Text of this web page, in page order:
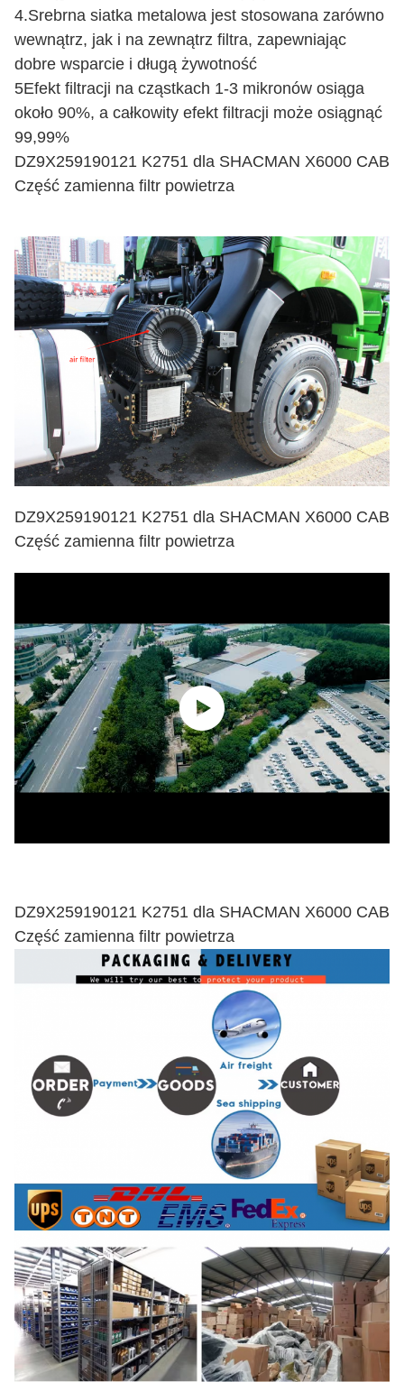
4.Srebrna siatka metalowa jest stosowana zarówno
wewnątrz, jak i na zewnątrz filtra, zapewniając
dobre wsparcie i długą żywotność
5Efekt filtracji na cząstkach 1-3 mikronów osiąga
około 90%, a całkowity efekt filtracji może osiągnąć
99,99%
DZ9X259190121 K2751 dla SHACMAN X6000 CAB
Część zamienna filtr powietrza
DZ9X259190121 K2751 dla SHACMAN X6000 CAB
Część zamienna filtr powietrza
DZ9X259190121 K2751 dla SHACMAN X6000 CAB
Część zamienna filtr powietrza